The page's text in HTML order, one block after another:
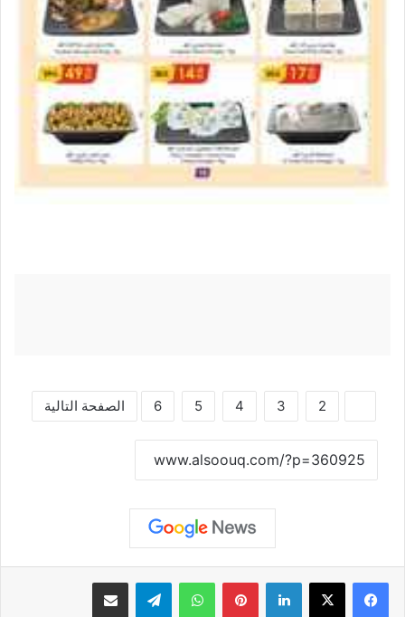
2
3
4
5
6 الصفحة التالية
لينكدإن بينتيريستواتساب تيلقرام مشاركة عبر البريد